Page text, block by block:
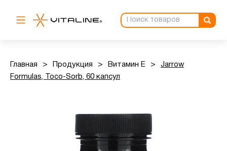
Главная > Продукция > Витамин Е >
Jarrow
Formulas, Toco-Sorb, 60 капсул